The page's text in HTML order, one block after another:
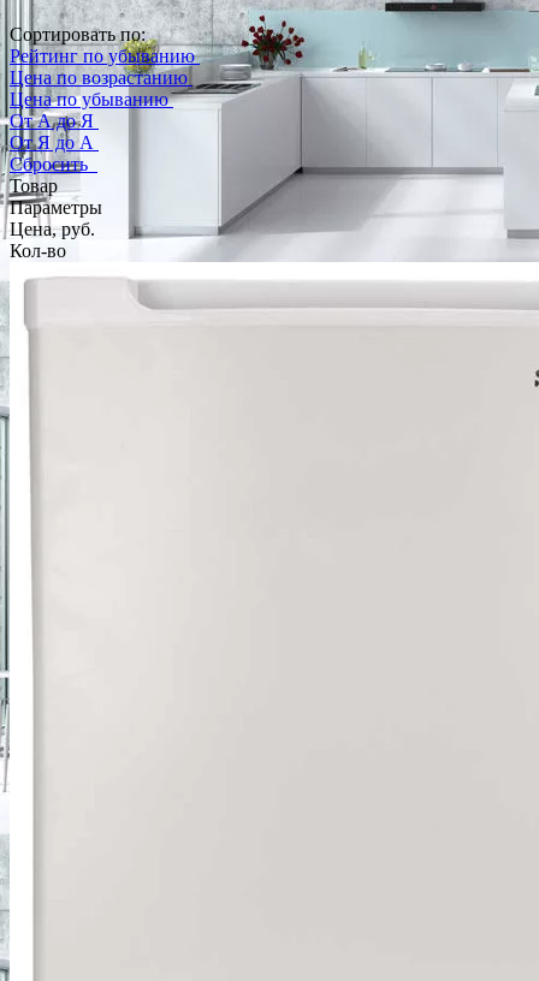
Сортировать по:
Рейтинг по убыванию
Цена по возрастанию
Цена по убыванию
От А до Я
От Я до А
Сбросить
Товар
Параметры
Цена, руб.
Кол-во